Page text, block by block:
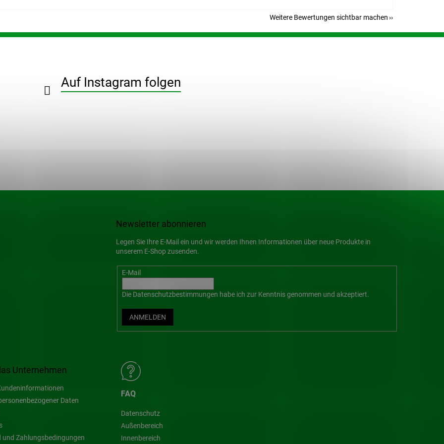
Weitere Bewertungen sichtbar machen
Unternehmen
Daten
und Zahlungsbedingungen
Auf Instagram folgen
FAQ
Datenschutz
Außenbereich
Innenbereich
Newsletter abonnieren
Legen Sie Ihre E-Mail ein und wir werden Ihnen Informationen über neue Produkte in
unserem E-Shop zusenden.
E-Mail
Die Datenschutzbestimmungen habe ich zur Kenntnis genommen und akzeptiert.
ANMELDEN